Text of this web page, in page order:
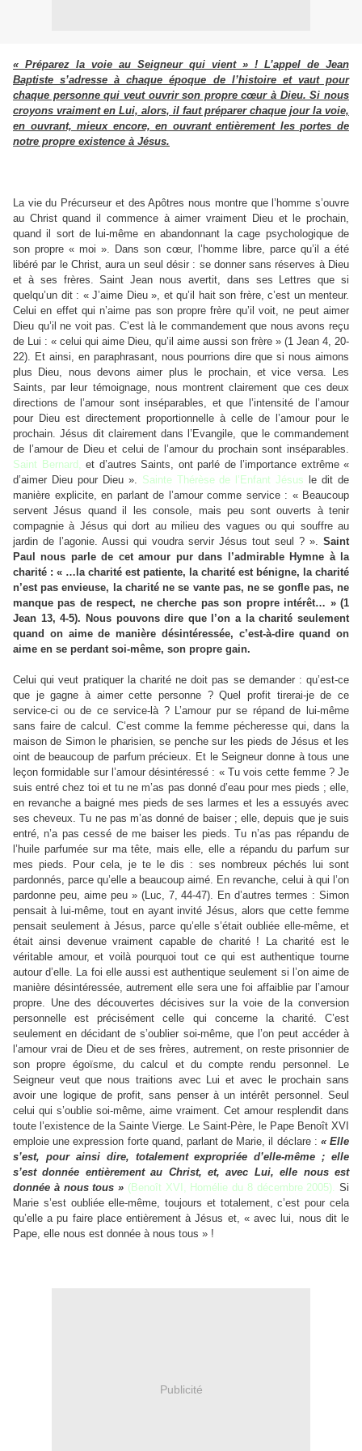
« Préparez la voie au Seigneur qui vient » ! L’appel de Jean
Baptiste s’adresse à chaque époque de l’histoire et vaut pour
chaque personne qui veut ouvrir son propre cœur à Dieu. Si nous
croyons vraiment en Lui, alors, il faut préparer chaque jour la voie,
en ouvrant, mieux encore, en ouvrant entièrement les portes de
notre propre existence à Jésus.
La vie du Précurseur et des Apôtres nous montre que l’homme s’ouvre
au Christ quand il commence à aimer vraiment Dieu et le prochain,
quand il sort de lui-même en abandonnant la cage psychologique de
son propre « moi ». Dans son cœur, l’homme libre, parce qu’il a été
libéré par le Christ, aura un seul désir : se donner sans réserves à Dieu
et à ses frères. Saint Jean nous avertit, dans ses Lettres que si
quelqu’un dit : « J’aime Dieu », et qu’il hait son frère, c’est un menteur.
Celui en effet qui n’aime pas son propre frère qu’il voit, ne peut aimer
Dieu qu’il ne voit pas. C’est là le commandement que nous avons reçu
de Lui : « celui qui aime Dieu, qu’il aime aussi son frère » (1 Jean 4, 20-
22). Et ainsi, en paraphrasant, nous pourrions dire que si nous aimons
plus Dieu, nous devons aimer plus le prochain, et vice versa. Les
Saints, par leur témoignage, nous montrent clairement que ces deux
directions de l’amour sont inséparables, et que l’intensité de l’amour
pour Dieu est directement proportionnelle à celle de l’amour pour le
prochain. Jésus dit clairement dans l’Evangile, que le commandement
de l’amour de Dieu et celui de l’amour du prochain sont inséparables.
Saint Bernard, et d’autres Saints, ont parlé de l’importance extrême «
d’aimer Dieu pour Dieu ». Sainte Thérèse de l’Enfant Jésus le dit de
manière explicite, en parlant de l’amour comme service : « Beaucoup
servent Jésus quand il les console, mais peu sont ouverts à tenir
compagnie à Jésus qui dort au milieu des vagues ou qui souffre au
jardin de l’agonie. Aussi qui voudra servir Jésus tout seul ? ». Saint
Paul nous parle de cet amour pur dans l’admirable Hymne à la
charité : « …la charité est patiente, la charité est bénigne, la charité
n’est pas envieuse, la charité ne se vante pas, ne se gonfle pas, ne
manque pas de respect, ne cherche pas son propre intérêt… » (1
Jean 13, 4-5). Nous pouvons dire que l’on a la charité seulement
quand on aime de manière désintéressée, c’est-à-dire quand on
aime en se perdant soi-même, son propre gain.
Celui qui veut pratiquer la charité ne doit pas se demander : qu’est-ce
que je gagne à aimer cette personne ? Quel profit tirerai-je de ce
service-ci ou de ce service-là ? L’amour pur se répand de lui-même
sans faire de calcul. C’est comme la femme pécheresse qui, dans la
maison de Simon le pharisien, se penche sur les pieds de Jésus et les
oint de beaucoup de parfum précieux. Et le Seigneur donne à tous une
leçon formidable sur l’amour désintéressé : « Tu vois cette femme ? Je
suis entré chez toi et tu ne m’as pas donné d’eau pour mes pieds ; elle,
en revanche a baigné mes pieds de ses larmes et les a essuyés avec
ses cheveux. Tu ne pas m’as donné de baiser ; elle, depuis que je suis
entré, n’a pas cessé de me baiser les pieds. Tu n’as pas répandu de
l’huile parfumée sur ma tête, mais elle, elle a répandu du parfum sur
mes pieds. Pour cela, je te le dis : ses nombreux péchés lui sont
pardonnés, parce qu’elle a beaucoup aimé. En revanche, celui à qui l’on
pardonne peu, aime peu » (Luc, 7, 44-47). En d’autres termes : Simon
pensait à lui-même, tout en ayant invité Jésus, alors que cette femme
pensait seulement à Jésus, parce qu’elle s’était oubliée elle-même, et
était ainsi devenue vraiment capable de charité ! La charité est le
véritable amour, et voilà pourquoi tout ce qui est authentique tourne
autour d’elle. La foi elle aussi est authentique seulement si l’on aime de
manière désintéressée, autrement elle sera une foi affaiblie par l’amour
propre. Une des découvertes décisives sur la voie de la conversion
personnelle est précisément celle qui concerne la charité. C’est
seulement en décidant de s’oublier soi-même, que l’on peut accéder à
l’amour vrai de Dieu et de ses frères, autrement, on reste prisonnier de
son propre égoïsme, du calcul et du compte rendu personnel. Le
Seigneur veut que nous traitions avec Lui et avec le prochain sans
avoir une logique de profit, sans penser à un intérêt personnel. Seul
celui qui s’oublie soi-même, aime vraiment. Cet amour resplendit dans
toute l’existence de la Sainte Vierge. Le Saint-Père, le Pape Benoît XVI
emploie une expression forte quand, parlant de Marie, il déclare : « Elle
s’est, pour ainsi dire, totalement expropriée d’elle-même ; elle
s’est donnée entièrement au Christ, et, avec Lui, elle nous est
donnée à nous tous » (Benoît XVI, Homélie du 8 décembre 2005). Si
Marie s’est oubliée elle-même, toujours et totalement, c’est pour cela
qu’elle a pu faire place entièrement à Jésus et, « avec lui, nous dit le
Pape, elle nous est donnée à nous tous » !
Publicité